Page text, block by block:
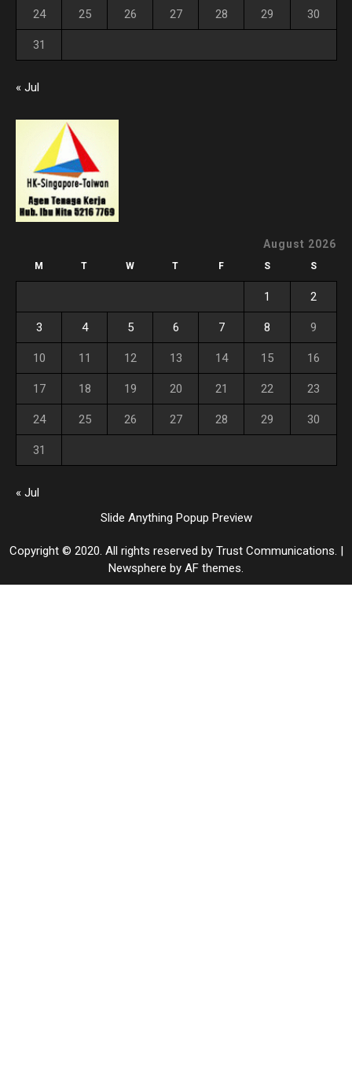
24 25 26 27 28 29 30
31
« Jul
August 2026
M T W T F S S
1 2
3 4 5 6 7 8 9
10 11 12 13 14 15 16
17 18 19 20 21 22 23
24 25 26 27 28 29 30
31
« Jul
Slide Anything Popup Preview
Copyright © 2020. All rights reserved by Trust Communications. |
Newsphere by AF themes.